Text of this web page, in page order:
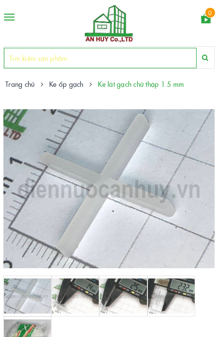
Toggle
0
Trang chủ Ke ốp gạch Ke lát gạch chữ thập 1.5 mm